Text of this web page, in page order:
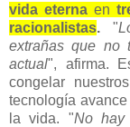
vida eternaen
racionalistas. "
extrañas que no
actual", afirma.
congelar
tecnología
la vida. "No